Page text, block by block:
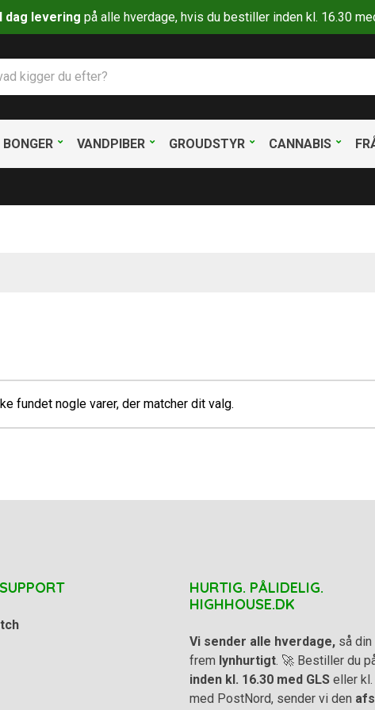
dag levering på alle hverdage, hvis du bestiller inden kl. 16.30
BONGER VANDPIBER GROUDSTYR CANNABIS
fundet nogle varer, der matcher dit valg.
HURTIG. PÅLIDELIG.
HIGHHOUSE.DK
Vi sender alle hverdage, så din
frem lynhurtigt . 🚀 Bestiller du
inden kl. 16.30 med GLS eller kl.
med PostNord, sender vi den